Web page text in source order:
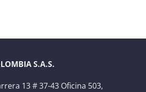
S.A.S.
13 # 37-43 Oficina 503,